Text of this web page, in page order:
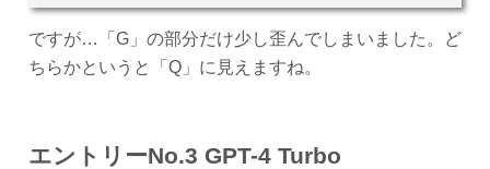
ですが…「G」の部分だけ少し歪んでしまいました。ど
ちらかというと「Q」に見えますね。
エントリーNo.3 GPT-4 Turbo